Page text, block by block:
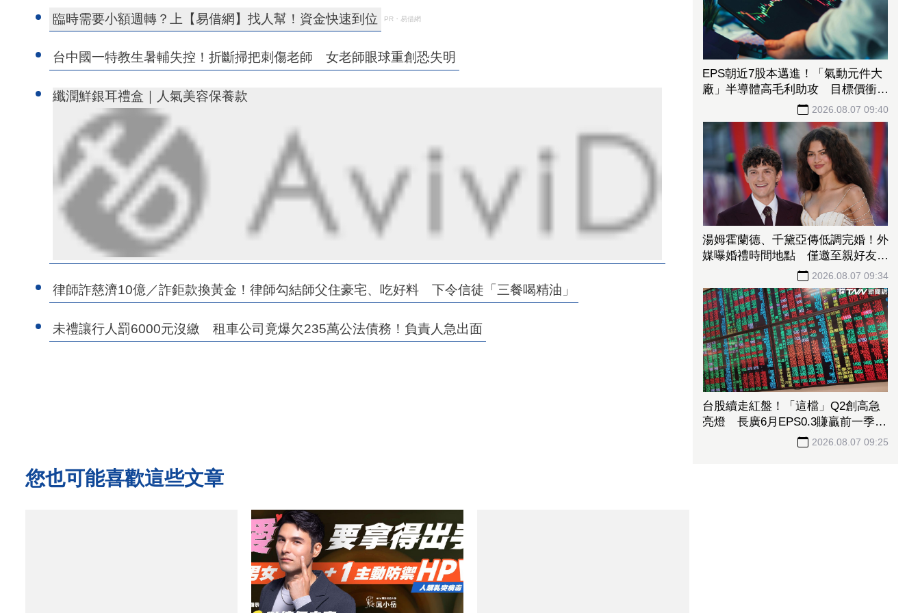
臨時需要小額週轉？上【易借網】找人幫！資金快速到位 PR・易借網
台中國一特教生暑輔失控！折斷掃把刺傷老師 女老師眼球重創恐失明
纖潤鮮銀耳禮盒｜人氣美容保養款
律師詐慈濟10億／詐鉅款換黃金！律師勾結師父住豪宅、吃好料 下令信徒「三餐喝精油」
未禮讓行人罰6000元沒繳 租車公司竟爆欠235萬公法債務！負責人急出面
您也可能喜歡這些文章
EPS朝近7股本邁進！「氣動元件大
廠」半導體高毛利助攻 目標價衝
2026.08.07 09:40
湯姆霍蘭德、千黛亞傳低調完婚！外
媒曝婚禮時間地點 僅邀至親好友見
2026.08.07 09:34
台股續走紅盤！「這檔」Q2創高急
亮燈 長廣6月EPS0.3賺贏前一季同
2026.08.07 09:25